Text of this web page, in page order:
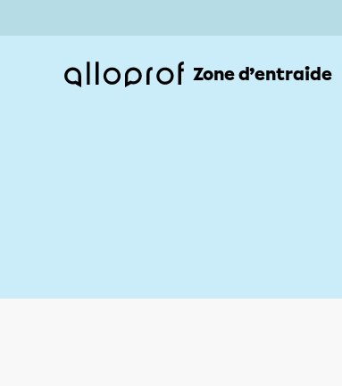
Zone d’entraide